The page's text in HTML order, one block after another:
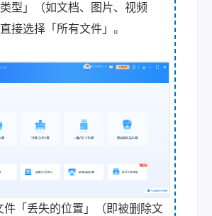
型」（如文档、图片、视频
接选择「所有文件」。
件「丢失的位置」（即被删除文